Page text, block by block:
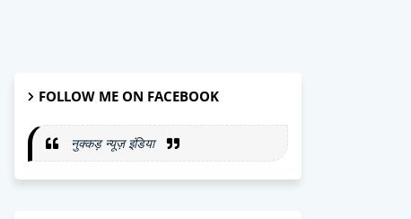
FOLLOW ME ON FACEBOOK
नुक्कड़ न्यूज़ इंडिया